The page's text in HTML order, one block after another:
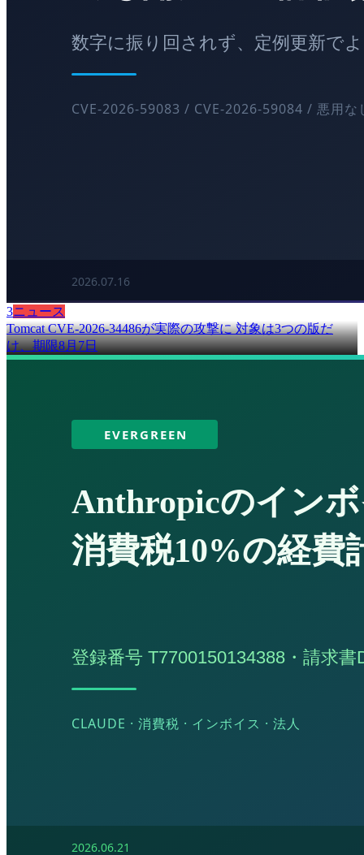
3ニュース
Tomcat CVE-2026-34486が実際の攻撃に 対象は3つの版だ
け、期限8月7日